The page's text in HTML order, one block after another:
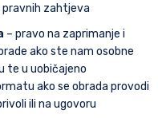
zahtjeva
– pravo na zaprimanje i
ako ste nam osobne
te u uobičajeno
ako se obrada provodi
ili na ugovoru